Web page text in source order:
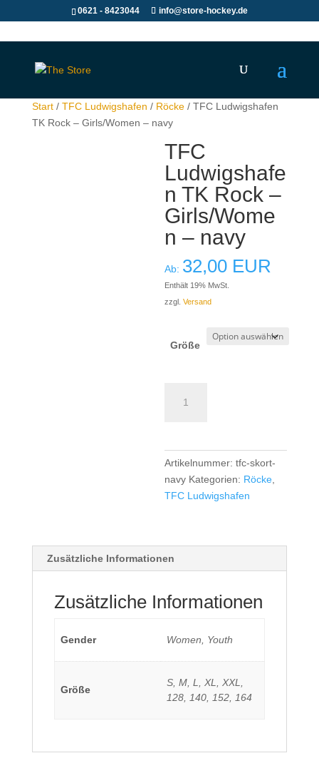
0621 - 8423044 info@store-hockey.de
Start/ TFC Ludwigshafen / Röcke/ TFC Ludwigshafen
TK Rock – Girls/Women – navy
TFC
Ludwigshafe
n TK Rock –
Girls/Wome
n – navy
Ab: 32,00 EUR
Enthält 19% MwSt.
zzgl.Versand
Größe
Ludwigshafen
Artikelnummer:tfc-skort-
navy Kategorien: Röcke
TFC Ludwigshafen
Zusätzliche Informationen
Zusätzliche Informationen
Gender Women, Youth
Größe
S, M, L, XL, XXL,
128, 140, 152, 164